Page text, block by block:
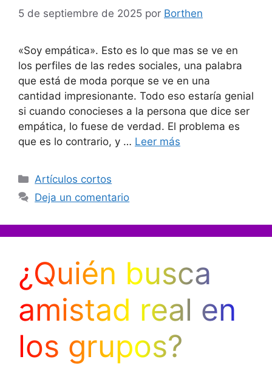
5 de septiembre de 2025 por Borthen
«Soy empática». Esto es lo que mas se ve en
los perfiles de las redes sociales, una palabra
que está de moda porque se ve en una
cantidad impresionante. Todo eso estaría genial
si cuando conocieses a la persona que dice ser
empática, lo fuese de verdad. El problema es
que es lo contrario, y … Leer más
Categorías
Artículos cortos
Deja un comentario
¿Quién busca
amistad real en
los grupos?